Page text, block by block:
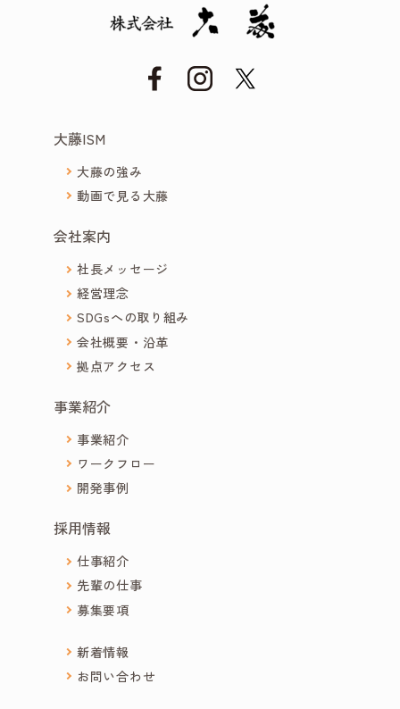
大藤ISM
大藤の強み
動画で見る大藤
会社案内
社長メッセージ
経営理念
SDGsへの取り組み
会社概要・沿革
拠点アクセス
事業紹介
事業紹介
ワークフロー
開発事例
採用情報
仕事紹介
先輩の仕事
募集要項
新着情報
お問い合わせ